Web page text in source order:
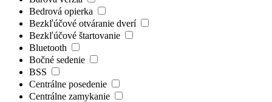
Bedrová opierka
Bezkľúčové otváranie dverí
Bezkľúčové štartovanie
Bluetooth
Bočné sedenie
BSS
Centrálne posedenie
Centrálne zamykanie